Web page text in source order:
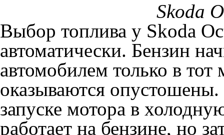
Skoda
Выбор топлива у Skoda
автоматически. Бензин
автомобилем только в
оказываются
запуске мотора в
работает на бензине, но